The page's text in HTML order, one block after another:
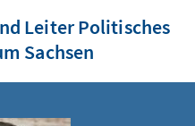
Leiter Politisches
Sachsen